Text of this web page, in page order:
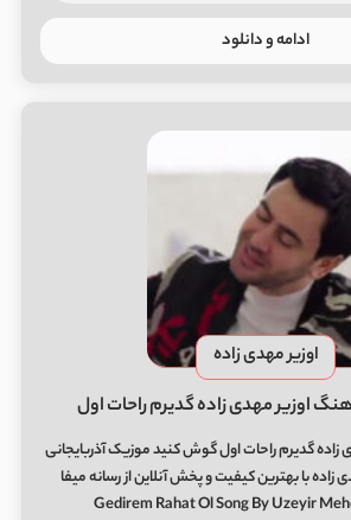
ادامه و دانلود
اوزیر مهدی زاده
اوزیر مهدی زاده گدیرم راحات اول
زاده گدیرم راحات اول گوش کنید موزیک آذربایجانی
زاده با بهترین کیفیت و پخش آنلاین از رسانه میفا